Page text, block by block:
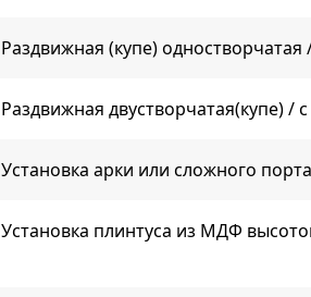
Раздвижная (купе)
Раздвижная двустворчатая(купе) /
Установка арки или сложного
Установка плинтуса из МДФ